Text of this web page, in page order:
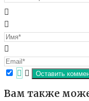
Вам также